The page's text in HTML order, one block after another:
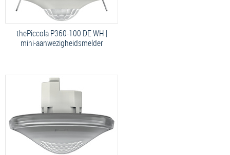
thePiccola P360-100 DE WH |
mini-aanwezigheidsmelder